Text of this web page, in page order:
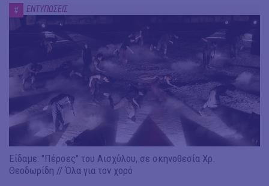
# ΕΝΤΥΠΩΣΕΙΣ
Είδαμε: "Πέρσες" του Αισχύλου, σε σκηνοθεσία Χρ.
Θεοδωρίδη // Όλα για τον χορό